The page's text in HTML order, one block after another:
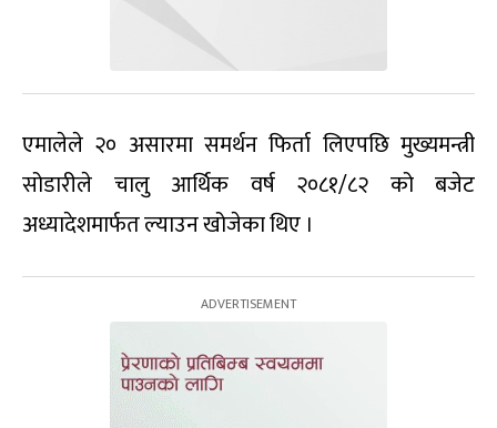
एमालेले २० असारमा समर्थन फिर्ता लिएपछि मुख्यमन्त्री
सोडारीले चालु आर्थिक वर्ष २०८१/८२ को बजेट
अध्यादेशमार्फत ल्याउन खोजेका थिए ।